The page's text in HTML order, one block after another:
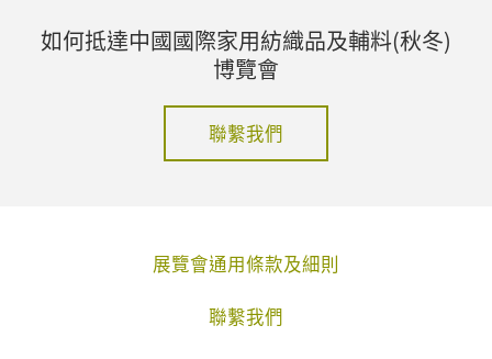
如何抵達中國國際家用紡織品及輔料(秋冬)
博覽會
聯繫我們
展覽會通用條款及細則
聯繫我們